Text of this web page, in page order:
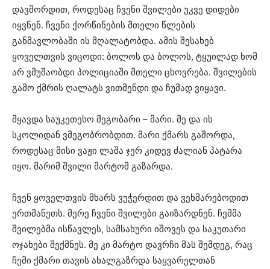
დავშორდით, როდესაც ჩვენი შვილები უკვე დიდები
იყვნენ. ჩვენი ქორწინების მთელი წლების
განმავლობაში ის მღალატობდა. ამის შესახებ
ყოველთვის ვიცოდი: ბოლოს და ბოლოს, ტყუილად ხომ
არ ვმუშაობდი პოლიციაში მთელი ცხოვრება. შვილების
გამო ქმრის ღალატს ვითმენდი და ჩუმად ვიყავი.
მყავდა საუკეთესო მეგობარი – მარი. მე და ის
სკოლიდან ვმეგობრობდით. მარი ქმარს გაშორდა,
როდესაც მისი ვაჟი ლაშა ჯერ კიდევ ძალიან პატარა
იყო. მარიმ შვილი მარტომ გაზარდა.
ჩვენ ყოველთვის მხარს ვუჭერდით და ვეხმარებოდით
ერთმანეთს. მერე ჩვენი შვილები გაიზარდნენ. ჩემმა
შვილებმა ისწავლეს, სამსახური იშოვეს და საკუთარი
ოჯახები შექმნეს. მე კი მარტო დავრჩი მას შემდეგ, რაც
ჩემი ქმარი თავის ახალგაზრდა საყვარელთან